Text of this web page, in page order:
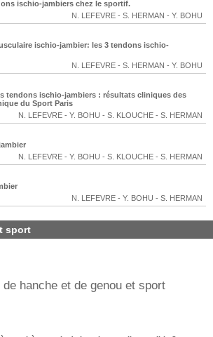
ischio-jambiers chez le sportif.
N. LEFEVRE - S. HERMAN - Y. BOHU
ischio-jambier: les 3 tendons ischio-
N. LEFEVRE - S. HERMAN - Y. BOHU
tendons ischio-jambiers : résultats cliniques des
du Sport Paris
N. LEFEVRE - Y. BOHU - S. KLOUCHE - S. HERMAN
N. LEFEVRE - Y. BOHU - S. KLOUCHE - S. HERMAN
N. LEFEVRE - Y. BOHU - S. HERMAN
sport